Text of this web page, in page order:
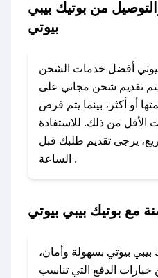
بيوتي؟
العثور بسهولة على
تويتر أو البريد الإلكتروني
لإضافته بسرعة.
### كيفية استخدام كود خصم بوتيك بيبي بيوتي؟
1. انسخ كود الخصم من تطبيق صحصح.
2. الصقه في خانة الدفع عند التسوق من بوتيك بيبي
بيوتي.
### ماذا أفعل إذا لم يعمل كود الخصم؟
أو البريد الإلكتروني،
في أسرع وقت ممكن.
من بوتيك بيبي
بيوتي
بيوتي أفضل خدمات الشحن
يتم تقديم شحن مجاني على
أو أكثر، بينما يتم فرض
من ذلك. للاستفادة
يرجى تقديم طلبك قبل
الساعة .
مع بوتيك بيبي بيوتي
بيبي بيوتي بسهولة وأمان،
الدفع التي تناسب